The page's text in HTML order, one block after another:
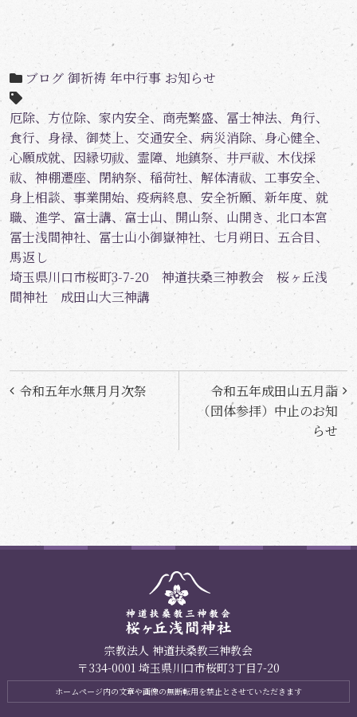
ブログ 御祈祷 年中行事 お知らせ
厄除、方位除、家内安全、商売繁盛、冨士神法、角行、
食行、身禄、御焚上、交通安全、病災消除、身心健全、
心願成就、因縁切祓、霊障、地鎮祭、井戸祓、木伐採
祓、神棚遷座、閉納祭、稲荷社、解体清祓、工事安全、
身上相談、事業開始、疫病終息、安全祈願、新年度、就
職、進学、富士講、富士山、開山祭、山開き、北口本宮
冨士浅間神社、冨士山小御嶽神社、七月朔日、五合目、
馬返し
埼玉県川口市桜町3-7-20 神道扶桑三神教会 桜ヶ丘浅
間神社 成田山大三神講
投
ビ
ゲ
令和五年成田山五月詣
（団体参拝）中止のお知
らせ
令和五年水無月月次祭
宗教法人 神道扶桑教三神教会
〒334-0001 埼玉県川口市桜町3丁目7-20
ホームページ内の文章や画像の無断転用を禁止とさせていただきます